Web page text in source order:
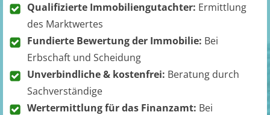
Qualifizierte Immobiliengutachter: Ermittlung
des Marktwertes
Fundierte Bewertung der Immobilie: Bei
Erbschaft und Scheidung
Unverbindliche & kostenfrei: Beratung durch
Sachverständige
Wertermittlung für das Finanzamt: Bei